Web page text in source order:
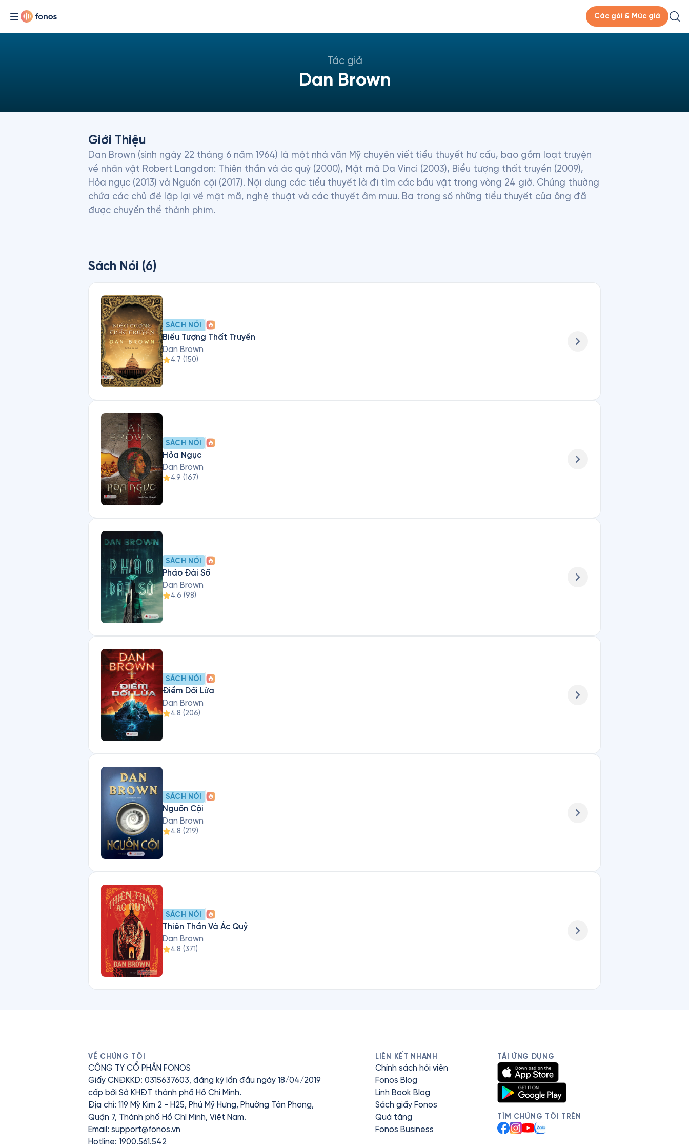
Các gói & Mức giá
Tác giả
Dan Brown
Giới Thiệu
Dan Brown (sinh ngày 22 tháng 6 năm 1964) là một nhà văn Mỹ chuyên viết tiểu thuyết hư cấu, bao gồm loạt truyện
về nhân vật Robert Langdon: Thiên thần và ác quỷ (2000), Mật mã Da Vinci (2003), Biểu tượng thất truyền (2009),
Hỏa ngục (2013) và Nguồn cội (2017). Nội dung các tiểu thuyết là đi tìm các báu vật trong vòng 24 giờ. Chúng thường
chứa các chủ đề lặp lại về mật mã, nghệ thuật và các thuyết âm mưu. Ba trong số những tiểu thuyết của ông đã
được chuyển thể thành phim.
Sách Nói (6)
SÁCH NÓI
Biểu Tượng Thất Truyền
Dan Brown
4.7 (150)
SÁCH NÓI
Hỏa Ngục
Dan Brown
4.9 (167)
SÁCH NÓI
Pháo Đài Số
Dan Brown
4.6 (98)
SÁCH NÓI
Điểm Dối Lừa
Dan Brown
4.8 (206)
SÁCH NÓI
Nguồn Cội
Dan Brown
4.8 (219)
SÁCH NÓI
Thiên Thần Và Ác Quỷ
Dan Brown
4.8 (371)
VỀ CHÚNG TÔI
CÔNG TY CỔ PHẦN FONOS
Giấy CNĐKKD: 0315637603, đăng ký lần đầu ngày 18/04/2019
cấp bởi Sở KHĐT thành phố Hồ Chí Minh.
Địa chỉ: 119 Mỹ Kim 2 - H25, Phú Mỹ Hưng, Phường Tân Phong,
Quận 7, Thành phố Hồ Chí Minh, Việt Nam.
Email: support@fonos.vn
Hotline: 1900.561.542
LIÊN KẾT NHANH
Chính sách hội viên
Fonos Blog
Linh Book Blog
Sách giấy Fonos
Quà tặng
Fonos Business
TẢI ỨNG DỤNG
TÌM CHÚNG TÔI TRÊN
Facebook
Instagram
YouTube
Zalo